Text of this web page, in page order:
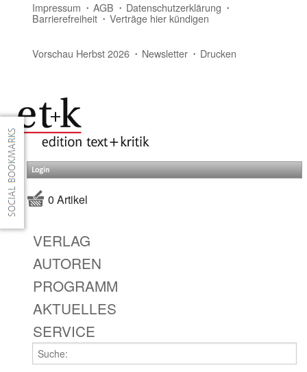
Impressum AGB Datenschutzerklärung
Barrierefreiheit Verträge hier kündigen
Vorschau Herbst 2026 Newsletter Drucken
Login
0 Artikel
VERLAG
AUTOREN
PROGRAMM
AKTUELLES
SERVICE